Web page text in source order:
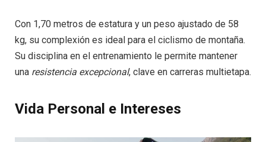
Con 1,70 metros de estatura y un peso ajustado de 58
kg, su complexión es ideal para el ciclismo de montaña.
Su disciplina en el entrenamiento le permite mantener
una resistencia excepcional, clave en carreras multietapa.
Vida Personal e Intereses